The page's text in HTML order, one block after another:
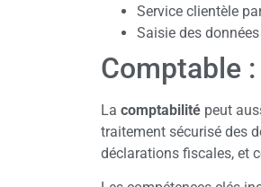
Service clientèle
Saisie des
Comptable
La comptabilité peut
traitement sécurisé des
déclarations fiscales, et